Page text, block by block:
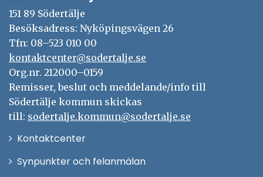
151 89 Södertälje
Besöksadress: Nyköpingsvägen 26
Tfn: 08–523 010 00
kontaktcenter@sodertalje.se
Org.nr. 212000–0159
Remisser, beslut och meddelande/info till
Södertälje kommun skickas
till: sodertalje.kommun@sodertalje.se
KontaktcenterÖppna
Synpunkter och felanmälan